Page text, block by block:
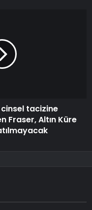
cinsel tacizine
Fraser, Altın Küre